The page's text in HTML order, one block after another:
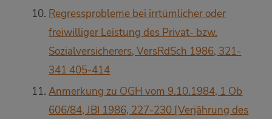
Regressprobleme bei irrtümlicher oder
freiwilliger Leistung des Privat- bzw.
Sozialversicherers, VersRdSch 1986, 321-
341 405-414
Anmerkung zu OGH vom 9.10.1984, 1 Ob
606/84, JBI 1986, 227-230 [Verjährung des